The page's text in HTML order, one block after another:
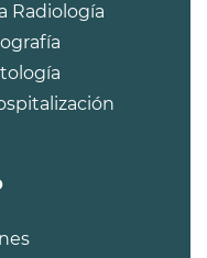
Radiología